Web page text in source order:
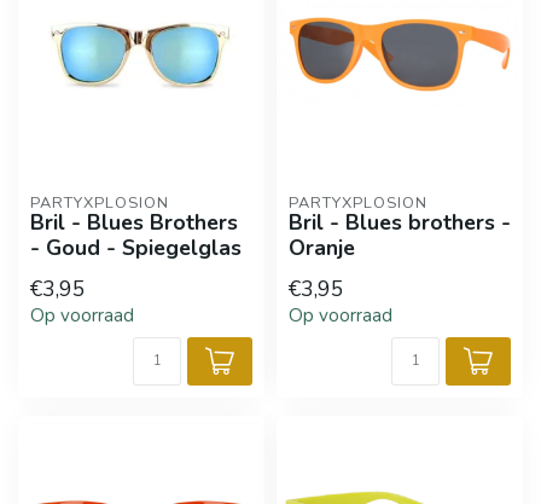
PARTYXPLOSION
Bril - Blues Brothers
- Goud - Spiegelglas
€3,95
Op voorraad
PARTYXPLOSION
Bril - Blues brothers -
Oranje
€3,95
Op voorraad